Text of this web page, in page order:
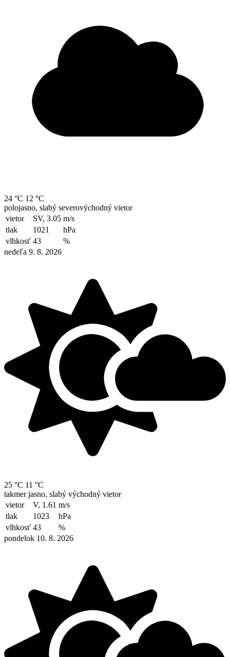
24 °C 12 °C
polojasno, slabý severovýchodný vietor
vietor
SV, 3.05 m/s
tlak
1021
hPa
vlhkosť 43
%
nedeľa 9. 8. 2026
25 °C 11 °C
takmer jasno, slabý východný vietor
vietor
V, 1.61 m/s
tlak
1023
hPa
vlhkosť 43
%
pondelok 10. 8. 2026